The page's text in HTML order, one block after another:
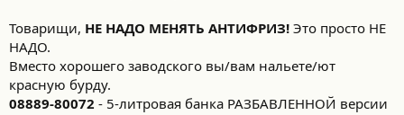
Товарищи, НЕ НАДО МЕНЯТЬ АНТИФРИЗ! Это просто НЕ
НАДО.
Вместо хорошего заводского вы/вам нальете/ют
красную бурду.
08889-80072 - 5-литровая банка РАЗБАВЛЕННОЙ версии